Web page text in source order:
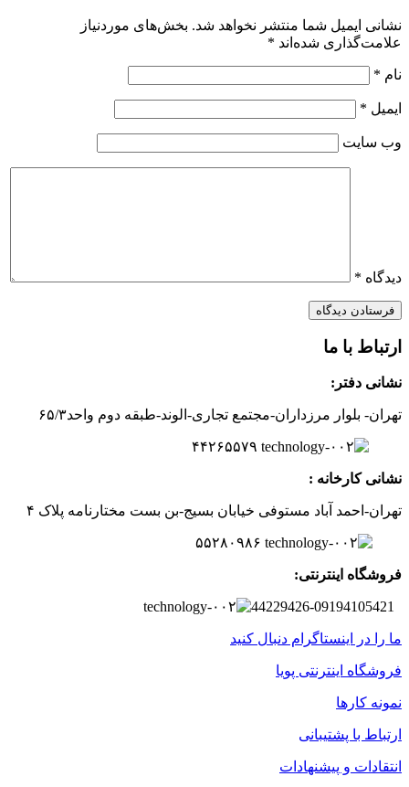
نشانی ایمیل شما منتشر نخواهد شد. بخش‌های موردنیاز
علامت‌گذاری شده‌اند *
نام *
ایمیل *
وب‌ سایت
دیدگاه *
ارتباط با ما
نشانی دفتر:
تهران- بلوار مرزداران-مجتمع تجاری-الوند-طبقه دوم واحد۶ ۵/۳
۲۶۵۵۷۹
نشانی کارخانه :
تهران- احمد آباد مستوفی خیابان بسیج-بن بست مختارنامه پلاک ۴
فروشگاه اینترنتی:
44229426-09194105421
ما را در اینستاگرام دنبال کنید
فروشگاه اینترنتی پویا
نمونه کارها
ارتباط با پشتیبانی
انتقادات و پیشنهادات